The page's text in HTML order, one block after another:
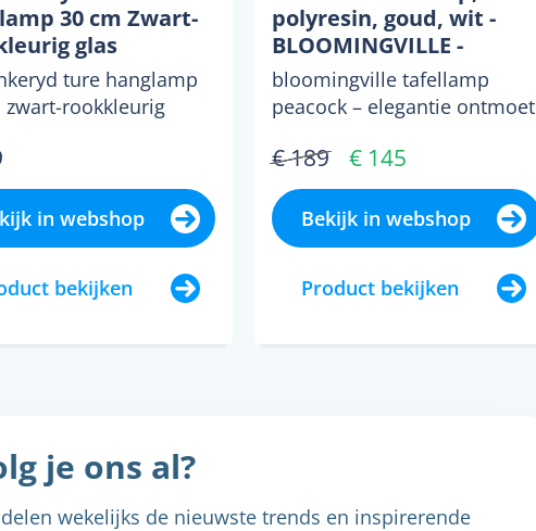
30 cm Zwart-
glas
ture hanglamp
zwart-rookkleurig
in webshop
bekijken
polyresin, goud, wit -
BLOOMINGVILLE -
Woonkamer - Kunststof -
1 lamp
bloomingville tafellamp
peacock – elegantie ontmoet
van polyresinde tafella...
€ 189 € 145
Bekijk in webshop
Product bekijken
je ons al?
wekelijks de nieuwste trends en inspirerende